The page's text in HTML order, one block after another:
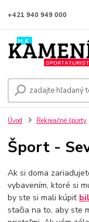
+421 940 949 000
Úvod Rekreačné športy
Šport -
Ak si doma
vybavením, ktoré si
by ste si mali kúpiť
stačia na to, aby ste